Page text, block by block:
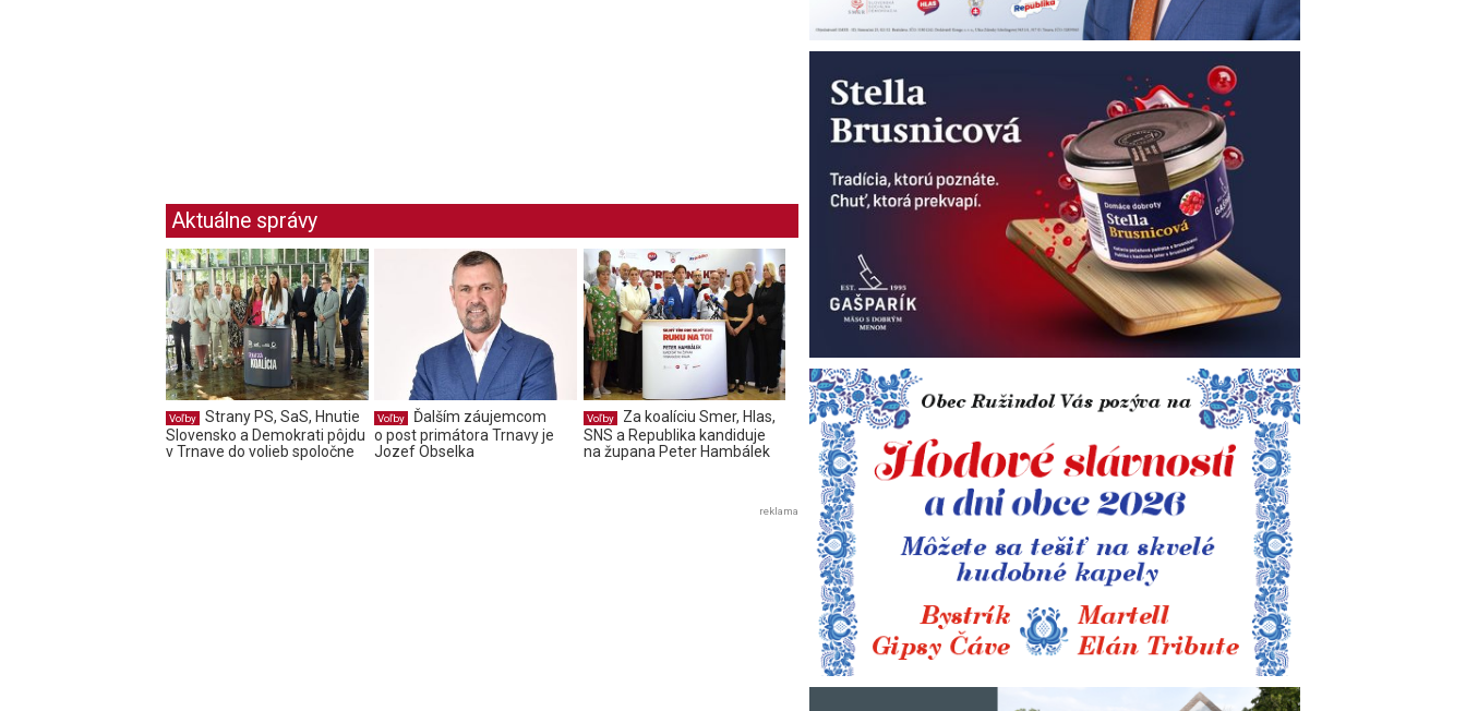
Aktuálne správy
Voľby
Strany PS, SaS, Hnutie
Slovensko a Demokrati pôjdu
v Trnave do volieb spoločne
Voľby
Ďalším záujemcom
o post primátora Trnavy je
Jozef Obselka
Voľby
Za koalíciu Smer, Hlas,
SNS a Republika kandiduje
na župana Peter Hambálek
reklama